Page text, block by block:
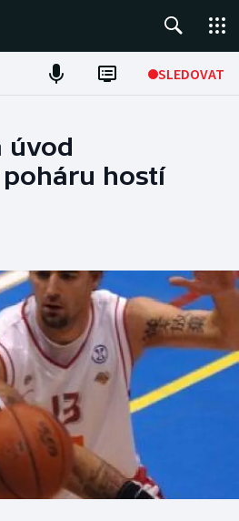
SLEDOVAT
úvod
hostí